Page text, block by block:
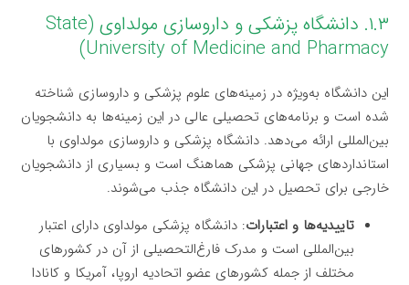
۱.۳. دانشگاه پزشکی و داروسازی مولداوی (State
University of Medicine and Pharmacy)
این دانشگاه به‌ویژه در زمینه‌های علوم پزشکی و داروسازی شناخته
شده است و برنامه‌های تحصیلی عالی در این زمینه‌ها به دانشجویان
بین‌المللی ارائه می‌دهد. دانشگاه پزشکی و داروسازی مولداوی با
استانداردهای جهانی پزشکی هماهنگ است و بسیاری از دانشجویان
خارجی برای تحصیل در این دانشگاه جذب می‌شوند.
تاییدیه‌ها و اعتبارات: دانشگاه پزشکی مولداوی دارای اعتبار
بین‌المللی است و مدرک فارغ‌التحصیلی از آن در کشورهای
مختلف از جمله کشورهای عضو اتحادیه اروپا، آمریکا و کانادا